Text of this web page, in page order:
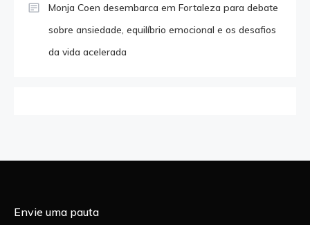
Monja Coen desembarca em Fortaleza para debate
sobre ansiedade, equilíbrio emocional e os desafios
da vida acelerada
Envie uma pauta